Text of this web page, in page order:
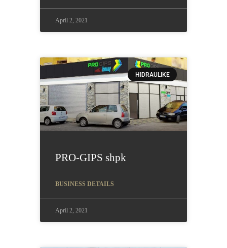
April 2, 2021
HIDRAULIKE
PRO-GIPS shpk
BUSINESS DETAILS
April 2, 2021